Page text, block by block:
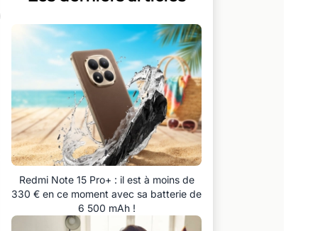
Redmi Note 15 Pro+ : il est à moins de
330 € en ce moment avec sa batterie de
6 500 mAh !